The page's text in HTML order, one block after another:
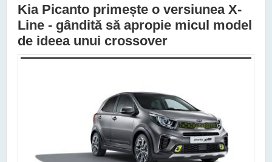
Kia Picanto primește o versiunea X-
Line - gândită să apropie micul model
de ideea unui crossover